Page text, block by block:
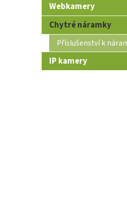
Webkamery
Chytré náramky
Příslušenství k
IP kamery